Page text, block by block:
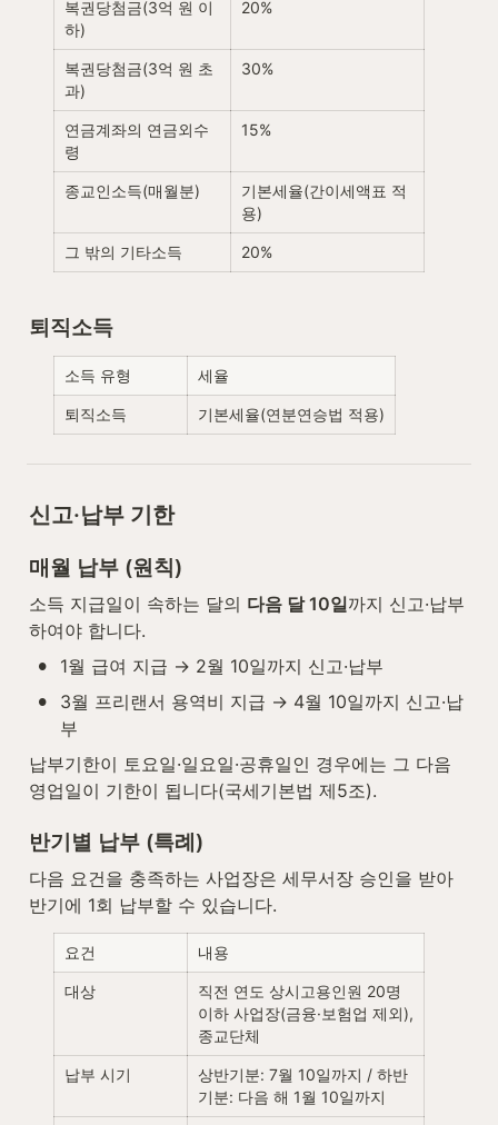
복권당첨금(3억 원 이
하)
20%
복권당첨금(3억 원 초
과)
30%
연금계좌의 연금외수
령
15%
종교인소득(매월분)
기본세율(간이세액표 적
용)
그 밖의 기타소득 20%
퇴직소득
소득 유형 세율
퇴직소득 기본세율(연분연승법 적용)
신고·납부 기한
매월 납부 (원칙)
소득 지급일이 속하는 달의 다음 달 10일까지 신고·납부
하여야 합니다.
• 1월 급여 지급 → 2월 10일까지 신고·납부
•
3월 프리랜서 용역비 지급 → 4월 10일까지 신고·납
부
납부기한이 토요일·일요일·공휴일인 경우에는 그 다음
영업일이 기한이 됩니다(국세기본법 제5조).
반기별 납부 (특례)
다음 요건을 충족하는 사업장은 세무서장 승인을 받아
반기에 1회 납부할 수 있습니다.
요건 내용
대상
직전 연도 상시고용인원 20명
이하 사업장(금융·보험업 제외),
종교단체
납부 시기
상반기분: 7월 10일까지 / 하반
기분: 다음 해 1월 10일까지